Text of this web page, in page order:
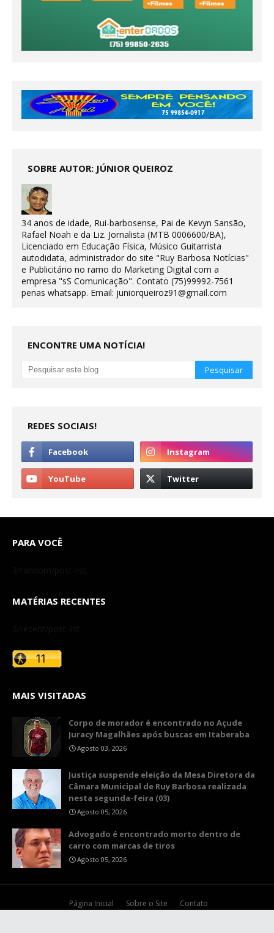
SOBRE AUTOR: JÚNIOR QUEIROZ
34 anos de idade, Rui-barbosense, Pai de Kevyn Sansão,
Rafael Noah e da Liz. Jornalista (MTB 0006600/BA),
Licenciado em Educação Física, Músico Guitarrista
autodidata, administrador do site "Ruy Barbosa Notícias"
e Publicitário no ramo do Marketing Digital com a
empresa "sS Comunicação". Contato (75)99992-7561
penas whatsapp. Email: juniorqueiroz91@gmail.com
ENCONTRE UMA NOTÍCIA!
REDES SOCIAIS!
PARA VOCÊ
3/random/post-list
MATÉRIAS RECENTES
3/recent/post-list
MAIS VISITADAS
Corpo de morador é encontrado no Açude
Juracy Magalhães após buscas em Itaberaba
Agosto 03, 2026
​Justiça suspende eleição da Mesa Diretora da
Câmara Municipal de Ruy Barbosa realizada
nesta segunda-feira (03)
Agosto 05, 2026
Advogado é encontrado morto dentro de
carro com marcas de tiros
Agosto 05, 2026
Página Inicial Sobre o Site
Contato